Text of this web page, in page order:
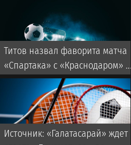
Титов назвал фаворита матча
«Спартака» с «Краснодаром» в
РПЛ
Источник: «Галатасарай» ждет